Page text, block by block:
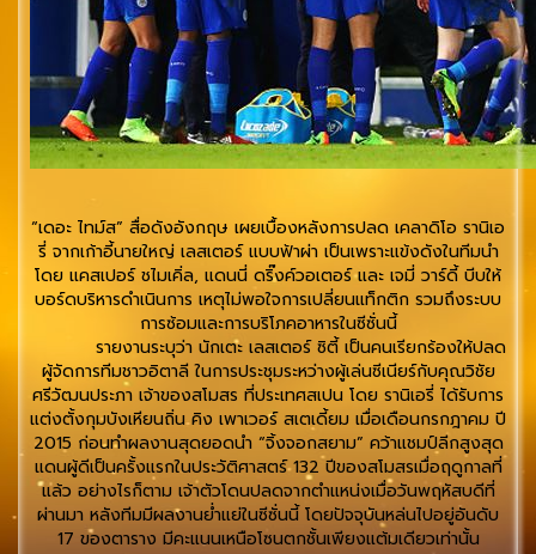
“เดอะ ไทม์ส” สื่อดังอังกฤษ เผยเบื้องหลังการปลด เคลาดิโอ รานิเอ
รี่ จากเก้าอี้นายใหญ่ เลสเตอร์ แบบฟ้าผ่า เป็นเพราะแข้งดังในทีมนำ
โดย แคสเปอร์ ชไมเคิ่ล, แดนนี่ ดริ๊งค์วอเตอร์ และ เจมี่ วาร์ดี้ บีบให้
บอร์ดบริหารดำเนินการ เหตุไม่พอใจการเปลี่ยนแท็กติก รวมถึงระบบ
การซ้อมและการบริโภคอาหารในซีซั่นนี้
รายงานระบุว่า นักเตะ เลสเตอร์ ซิตี้ เป็นคนเรียกร้องให้ปลด
ผู้จัดการทีมชาวอิตาลี ในการประชุมระหว่างผู้เล่นซีเนียร์กับคุณวิชัย
ศรีวัฒนประภา เจ้าของสโมสร ที่ประเทศสเปน โดย รานิเอรี่ ได้รับการ
แต่งตั้งกุมบังเหียนถิ่น คิง เพาเวอร์ สเตเดี้ยม เมื่อเดือนกรกฎาคม ปี
2015 ก่อนทำผลงานสุดยอดนำ “จิ้งจอกสยาม” คว้าแชมป์ลีกสูงสุด
แดนผู้ดีเป็นครั้งแรกในประวัติศาสตร์ 132 ปีของสโมสรเมื่อฤดูกาลที่
แล้ว อย่างไรก็ตาม เจ้าตัวโดนปลดจากตำแหน่งเมื่อวันพฤหัสบดีที่
ผ่านมา หลังทีมมีผลงานย่ำแย่ในซีซั่นนี้ โดยปัจจุบันหล่นไปอยู่อันดับ
17 ของตาราง มีคะแนนเหนือโซนตกชั้นเพียงแต้มเดียวเท่านั้น